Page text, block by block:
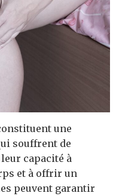
une
souffrent de
capacité à
et à offrir un
peuvent garantir